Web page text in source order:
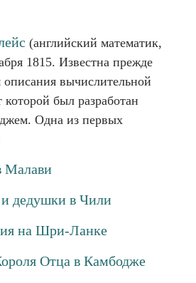
(английский математик,
1815. Известна прежде
описания вычислительной
был разработан
Одна из первых
Малави
дедушки в Чили
на Шри-Ланке
Отца в Камбодже